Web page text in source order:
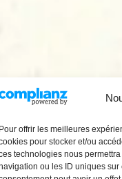
Pour offrir les meilleures
pour stocker et/ou
technologies nous
ou les ID uniques